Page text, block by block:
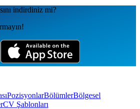
indirdiniz mi?
PozisyonlarBölümlerBölgesel
CV Şablonları